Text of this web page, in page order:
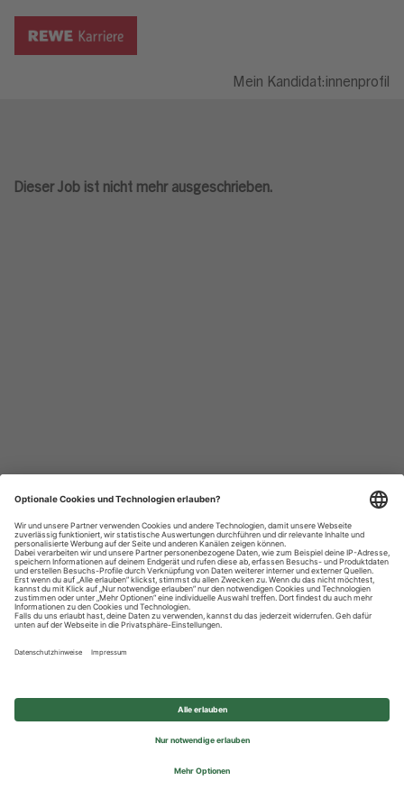
Mein Kandidat:innenprofil
Dieser Job ist nicht mehr ausgeschrieben.
Datenschutzhinweise
Impressum
Privatsphäre-Einstellungen
© 2026 REWE Group - All rights reserved